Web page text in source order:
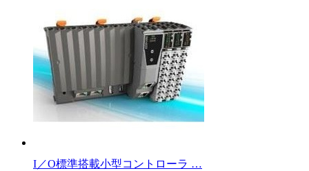
I／O標準搭載小型コントローラ …